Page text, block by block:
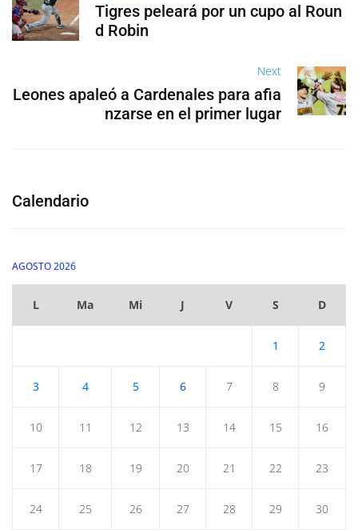
Tigres peleará por un cupo al Roun
d Robin
Next
Leones apaleó a Cardenales para afia
nzarse en el primer lugar
Calendario
AGOSTO 2026
L Ma Mi J V S D
1 2
3 4 5 6 7 8 9
10 11 12 13 14 15 16
17 18 19 20 21 22 23
24 25 26 27 28 29 30